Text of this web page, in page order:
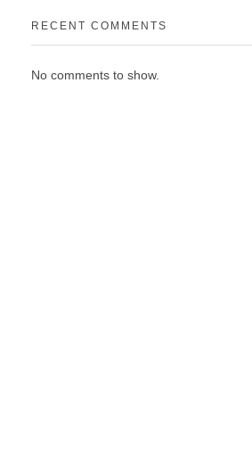
RECENT COMMENTS
No comments to show.